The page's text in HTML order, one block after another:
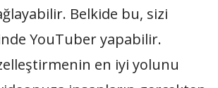
Belkide bu, sizi
YouTuber yapabilir.
en iyi yolunu